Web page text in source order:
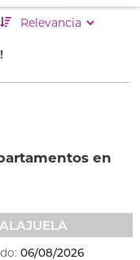
en
06/08/2026